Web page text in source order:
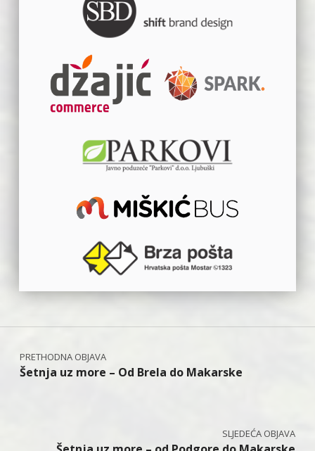
Navigacija objava
Šetnja uz more – Od Brela do Makarske